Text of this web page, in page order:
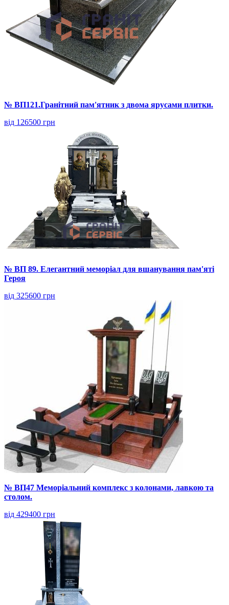
№ ВП121.Гранітний пам'ятник з двома ярусами плитки.
від 126500 грн
№ ВП 89. Елегантний меморіал для вшанування пам'яті
Героя
від 325600 грн
№ ВП47 Меморіальний комплекс з колонами, лавкою та
столом.
від 429400 грн